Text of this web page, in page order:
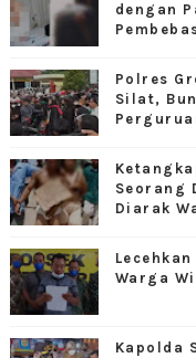
dengan
Polres
Silat,
Seorang
Diarak
Warga
Kapolda